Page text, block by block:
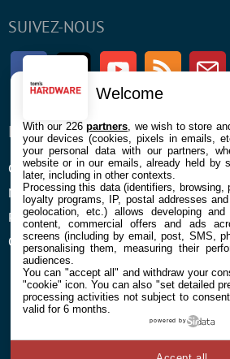
SUIVEZ-NOUS
FacebookTwitter Youtube RSS
ENTREPRISE
Confidentialité et Cookies
Mentions légales et CGU
Préférences Cookies
Qui sommes nous
À
Contact
Welcome
With our 226partners , we wish to store
your devices (cookies, pixels in emails,
your personal data with our partners,
website or in our emails, already held by
later, including in other contexts.
Processing this data (identifiers, browsing,
loyalty programs, IP, postal addresses
geolocation, etc.) allows developing
content, commercial offers and ads
screens (including by email, post, SMS,
personalising them, measuring their
audiences.
You can "accept all" and withdraw your
"cookie" icon. You can also "set detailed
processing activities not subject to
valid for 6 months.
powered by